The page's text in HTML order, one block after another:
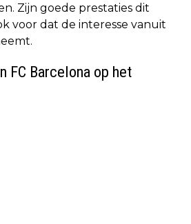
Zijn goede prestaties dit
voor dat de interesse vanuit
FC Barcelona op het